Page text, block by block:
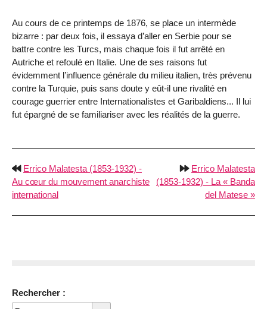
Au cours de ce printemps de 1876, se place un intermède
bizarre : par deux fois, il essaya d’aller en Serbie pour se
battre contre les Turcs, mais chaque fois il fut arrêté en
Autriche et refoulé en Italie. Une de ses raisons fut
évidemment l’influence générale du milieu italien, très prévenu
contre la Turquie, puis sans doute y eût-il une rivalité en
courage guerrier entre Internationalistes et Garibaldiens... Il lui
fut épargné de se familiariser avec les réalités de la guerre.
Errico Malatesta (1853-1932) -
Au cœur du mouvement anarchiste
international
Errico Malatesta
(1853-1932) - La « Banda
del Matese »
Rechercher :